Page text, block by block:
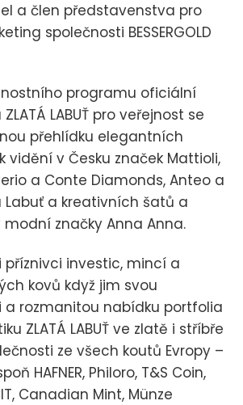
a člen představenstva pro
společnosti BESSERGOLD
programu oficiální
LABUŤ pro veřejnost se
přehlídku elegantních
vidění v Česku značek Mattioli,
a Conte Diamonds, Anteo a
Labuť a kreativních šatů a
značky Anna Anna.
příznivci investic, mincí a
kovů když jim svou
a rozmanitou nabídku portfolia
ZLATÁ LABUŤ ve zlatě i stříbře
ze všech koutů Evropy –
HAFNER, Philoro, T&S Coin,
Canadian Mint, Münze